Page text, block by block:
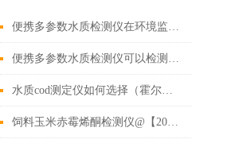
便携多参数水质检测仪在环境监测中的应用
便携多参数水质检测仪可以检测哪些水质参数？
水质cod测定仪如何选择（霍尔德新报价）@【水质新闻】
饲料玉米赤霉烯酮检测仪@【2022升级款】_饲料玉米赤霉烯酮检测仪